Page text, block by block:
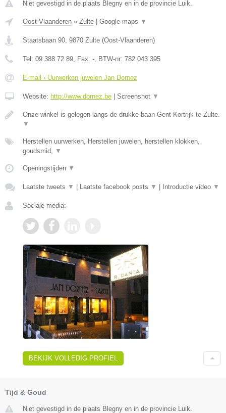
Niet gevestigd in de plaats Blegny en in de provincie Luik.
Oost-Vlaanderen » Zulte Google maps ▼
Staatsbaan 90, 9870 Zulte (Oost-Vlaanderen)
Tel: 09 388 72 89, Fax: -, BTW-nr: 782 043 395
E-mail › Uurwerken juwelen Jan Dornez
Website: http://www.dornez.be Screenshot ▼
Onze winkel is gelegen langs de drukke baan Gent-Kortrijk te Zulte.
▼
Herstellen uurwerken, Herstellen juwelen, herstellen klokken,
goudsmid, ▼
Openingstijden ▼
Laatste tweets ▼ Laatste facebook posts ▼ Introductie video ▼
Sociale media:
BEKIJK VOLLEDIG PROFIEL
Tijd & Goud
Niet gevestigd in de plaats Blegny en in de provincie Luik.